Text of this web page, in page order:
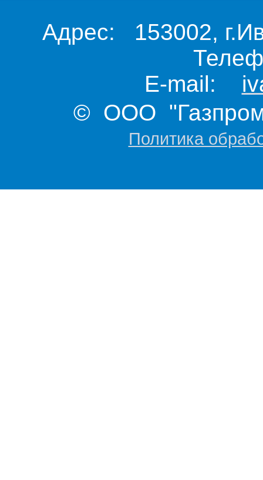
Адрес: 153002,
E-mail:
© ООО "Газпром
Политика